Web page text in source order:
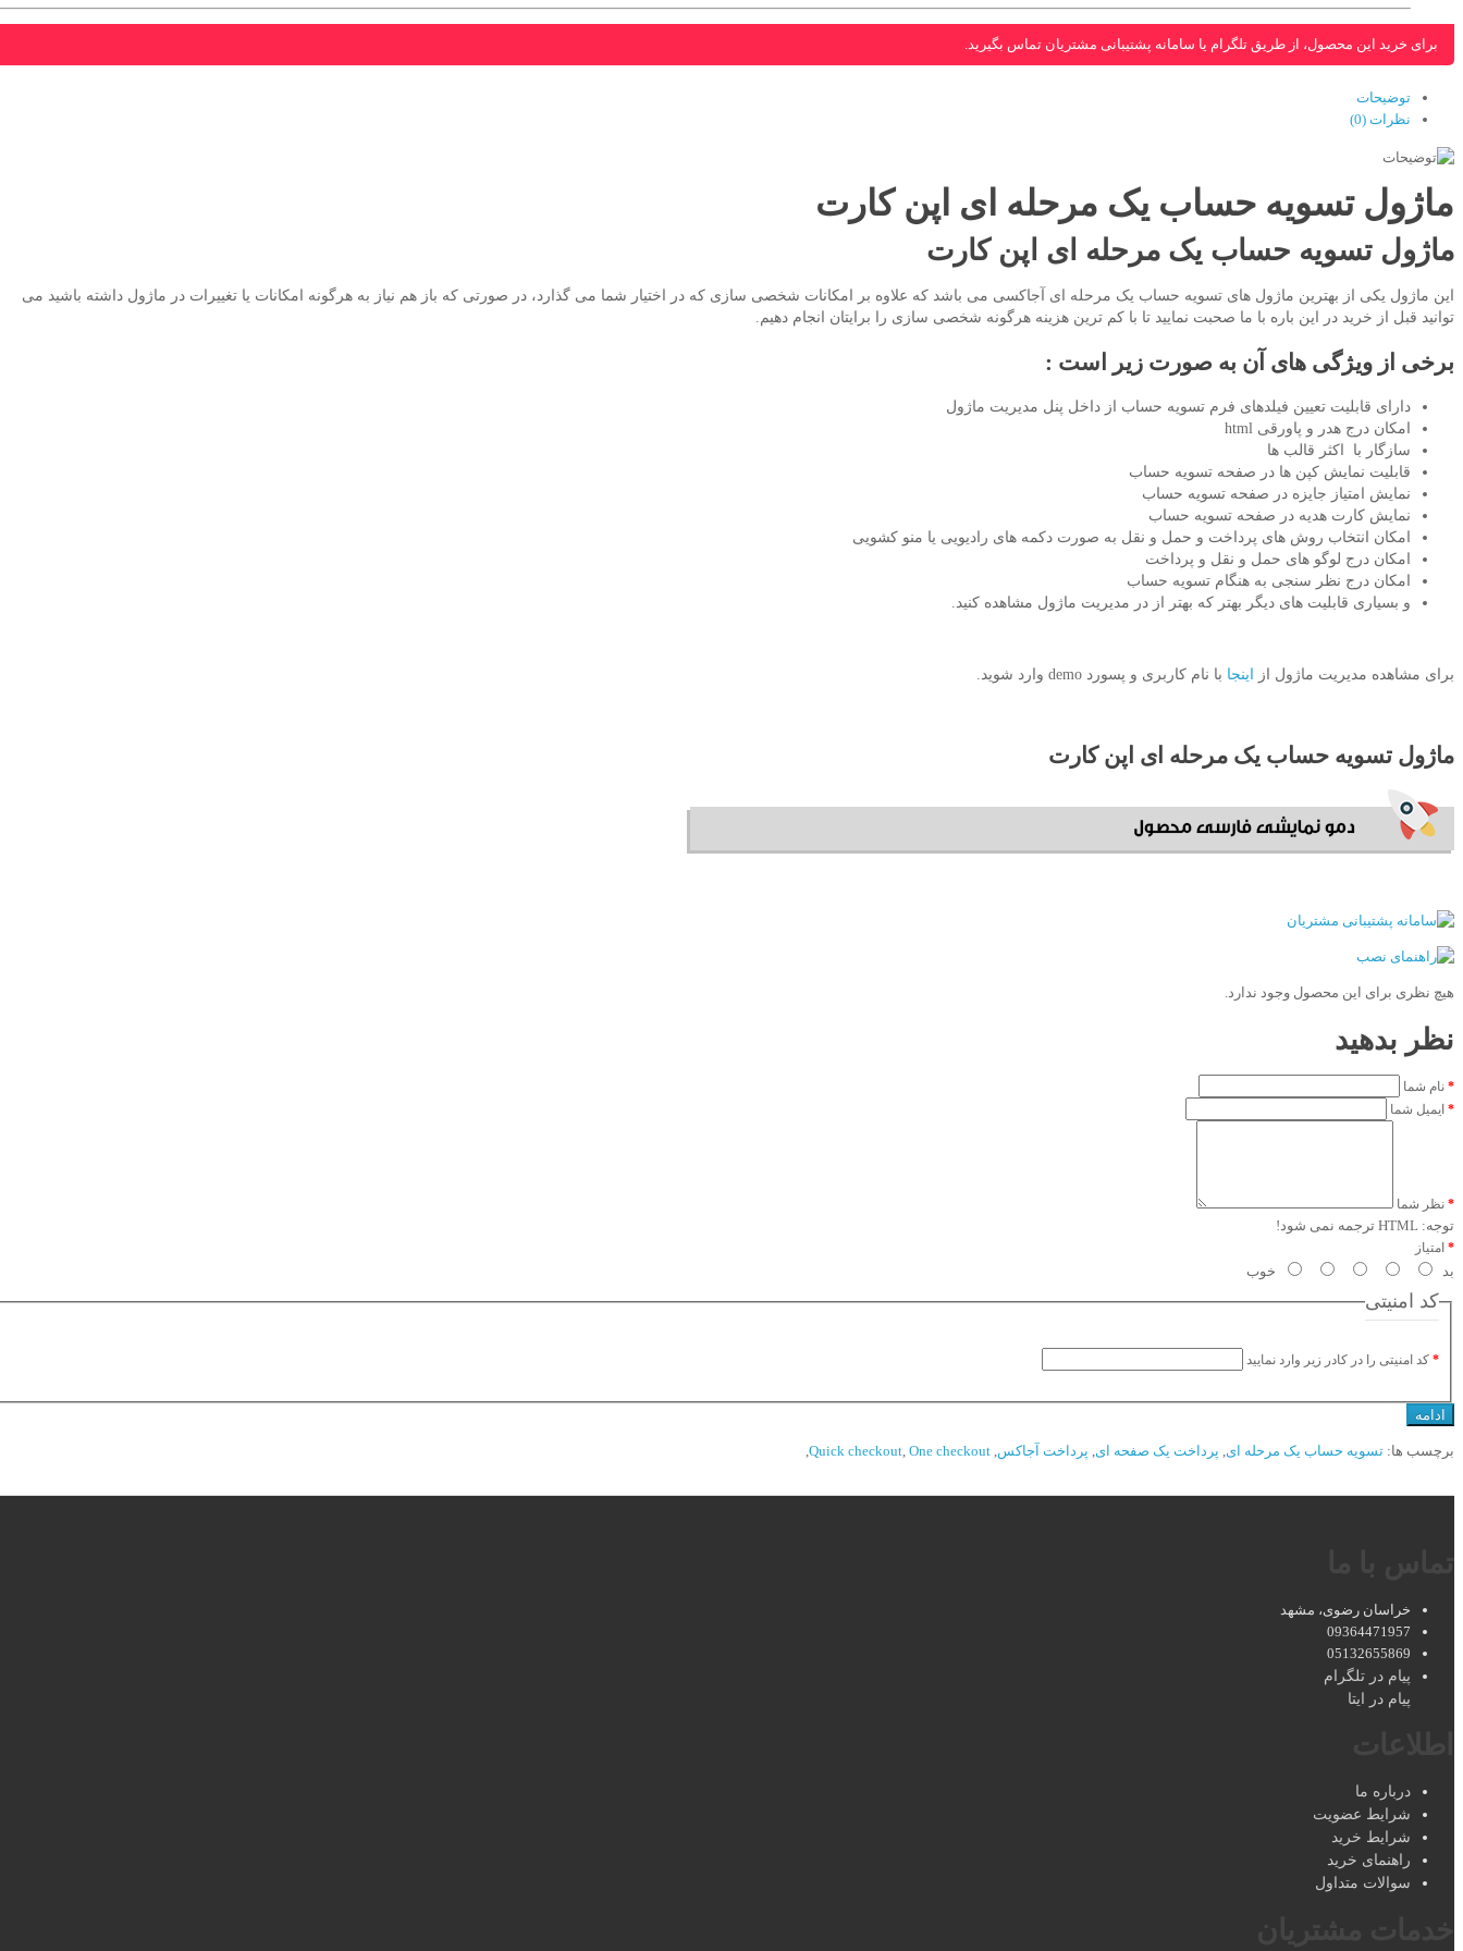
برای خرید این محصول، از طریق تلگرام یا سامانه پشتیبانی مشتریان تماس بگیرید.
توضیحات
نظرات (0)
ماژول تسویه حساب یک مرحله ای اپن کارت
ماژول تسویه حساب یک مرحله ای اپن کارت
این ماژول یکی از بهترین ماژول های تسویه حساب یک مرحله ای آجاکسی می باشد که علاوه بر امکانات شخصی سازی که در اختیار شما می گذارد، در صورتی که باز هم نیاز به هرگونه امکانات یا تغییرات در ماژول داشته باشید می
توانید قبل از خرید در این باره با ما صحبت نمایید تا با کم ترین هزینه هرگونه شخصی سازی را برایتان انجام دهیم.
برخی از ویژگی های آن به صورت زیر است :
دارای قابلیت تعیین فیلدهای فرم تسویه حساب از داخل پنل مدیریت ماژول
امکان درج هدر و پاورقی html
سازگار با اکثر قالب ها
قابلیت نمایش کپن ها در صفحه تسویه حساب
نمایش امتیاز جایزه در صفحه تسویه حساب
نمایش کارت هدیه در صفحه تسویه حساب
امکان انتخاب روش های پرداخت و حمل و نقل به صورت دکمه های رادیویی یا منو کشویی
امکان درج لوگو های حمل و نقل و پرداخت
امکان درج نظر سنجی به هنگام تسویه حساب
و بسیاری قابلیت های دیگر بهتر که بهتر از در مدیریت ماژول مشاهده کنید.
برای مشاهده مدیریت ماژول از اینجا با نام کاربری و پسورد demo وارد شوید.
ماژول تسویه حساب یک مرحله ای اپن کارت
هیچ نظری برای این محصول وجود ندارد.
نظر بدهید
نام شما
ایمیل شما
نظر شما
توجه:
امتیاز
بد خوب
کد امنیتی
کد امنیتی را در کادر زیر وارد نمایید
ادامه
برچسب ها: تسویه حساب یک مرحله ای پرداخت یک صفحه ای پرداخت آجاکس Quick checkout One checkout
خراسان رضوی، مشهد
09364471957
05132655869
پیام در تلگرام
پیام در ایتا
درباره ما
شرایط عضویت
شرایط خرید
راهنمای خرید
سوالات متداول